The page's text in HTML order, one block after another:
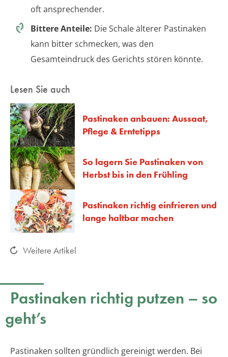
oft ansprechender.
Bittere Anteile: Die Schale älterer Pastinaken
kann bitter schmecken, was den
Gesamteindruck des Gerichts stören könnte.
Lesen Sie auch
Pastinaken anbauen: Aussaat,
Pflege & Erntetipps
So lagern Sie Pastinaken von
Herbst bis in den Frühling
Pastinaken richtig einfrieren und
lange haltbar machen
Weitere Artikel
Pastinaken richtig putzen – so
geht’s
Pastinaken sollten gründlich gereinigt werden. Bei